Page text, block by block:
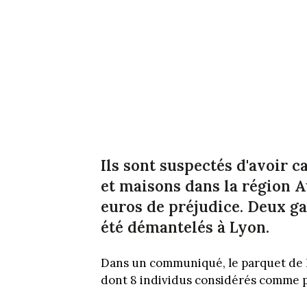
Ils sont suspectés d'avoir
et maisons dans la région
euros de préjudice. Deux
été démantelés à Lyon.
Dans un communiqué, le parquet
dont 8 individus considérés